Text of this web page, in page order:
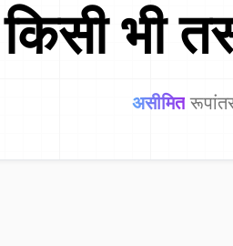
किसी भी
असीमित